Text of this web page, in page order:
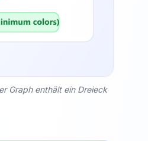
Graph enthält ein Dreieck